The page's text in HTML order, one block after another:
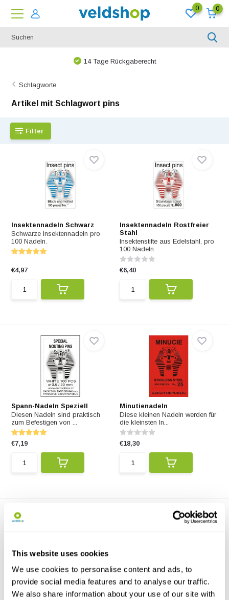
This website uses cookies
We use cookies to personalise content and ads, to
provide social media features and to analyse our traffic.
We also share information about your use of our site with
0 0
14 Tage Rückgaberecht
Schlagworte
Artikel mit Schlagwort pins
Filter
Insektennadeln Schwarz
Schwarze Insektennadeln pro
100 Nadeln.
€4,97
Insektennadeln Rostfreier
Stahl
Insektenstifte aus Edelstahl, pro
100 Nadeln.
€6,40
Spann-Nadeln Speziell
Diesen Nadeln sind praktisch
zum Befestigen von ...
€7,19
Minutienadeln
Diese kleinen Nadeln werden für
die kleinsten In...
€18,30
Etikettennadeln - 10mm
Zum Anbringen von Etiketten in
entomologischen F...
Kunststoff Spannnadeln
Geeignet zum Aufsetzen von
Insekten auf einen Sp...